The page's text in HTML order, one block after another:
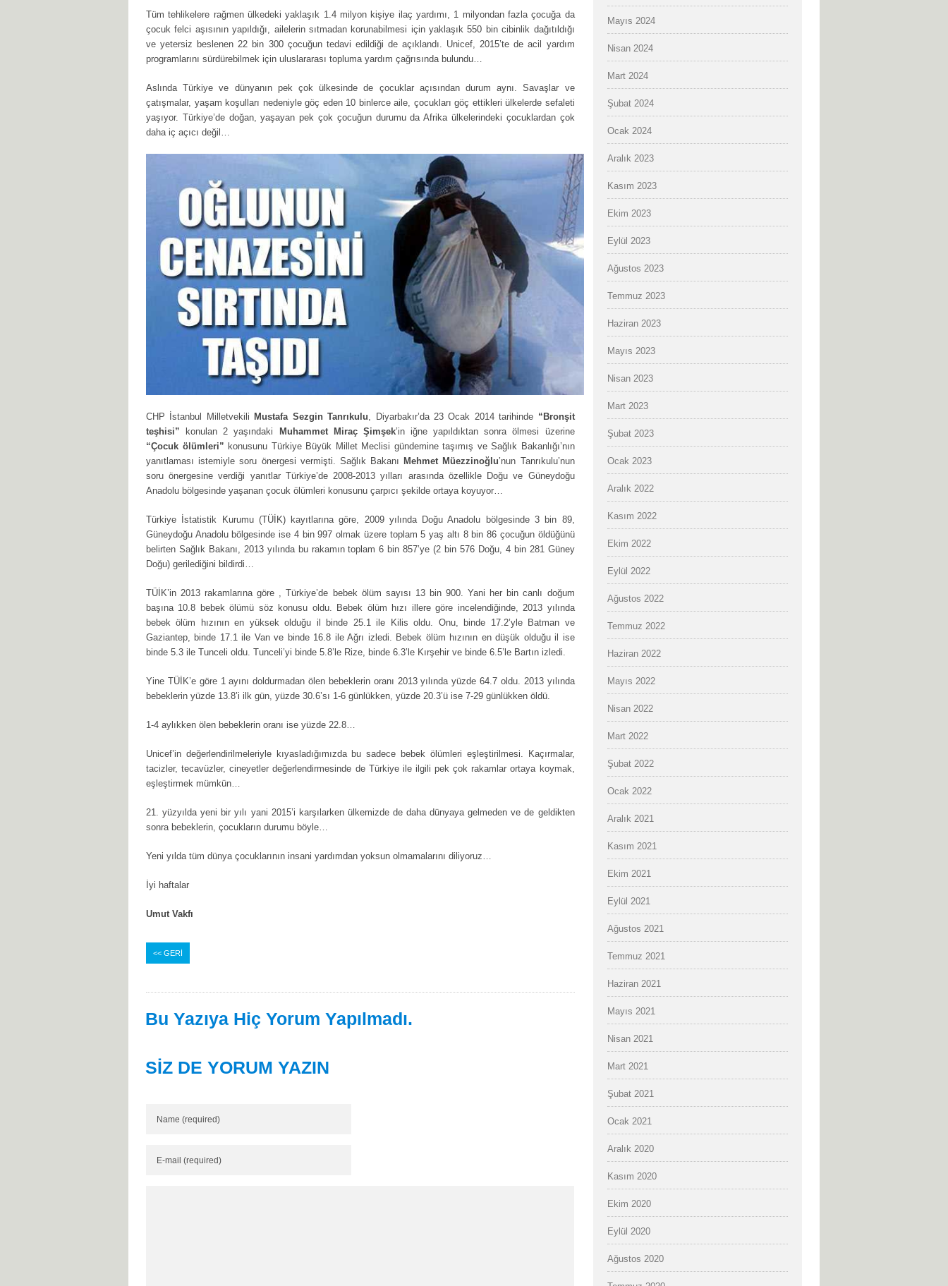
Tüm tehlikelere rağmen ülkedeki yaklaşık 1.4 milyon kişiye ilaç yardımı, 1 milyondan fazla çocuğa da
çocuk felci aşısının yapıldığı, ailelerin sıtmadan korunabilmesi için yaklaşık 550 bin cibinlik dağıtıldığı
ve yetersiz beslenen 22 bin 300 çocuğun tedavi edildiği de açıklandı. Unicef, 2015’te de acil yardım
programlarını sürdürebilmek için uluslararası topluma yardım çağrısında bulundu…
Aslında Türkiye ve dünyanın pek çok ülkesinde de çocuklar açısından durum aynı. Savaşlar ve
çatışmalar, yaşam koşulları nedeniyle göç eden 10 binlerce aile, çocukları göç ettikleri ülkelerde sefaleti
yaşıyor. Türkiye’de doğan, yaşayan pek çok çocuğun durumu da Afrika ülkelerindeki çocuklardan çok
daha iç açıcı değil…
CHP İstanbul Milletvekili Mustafa Sezgin Tanrıkulu, Diyarbakır’da 23 Ocak 2014 tarihinde “Bronşit
teşhisi” konulan 2 yaşındaki Muhammet Miraç Şimşek’in iğne yapıldıktan sonra ölmesi üzerine
“Çocuk ölümleri” konusunu Türkiye Büyük Millet Meclisi gündemine taşımış ve Sağlık Bakanlığı’nın
yanıtlaması istemiyle soru önergesi vermişti. Sağlık Bakanı Mehmet Müezzinoğlu’nun Tanrıkulu’nun
soru önergesine verdiği yanıtlar Türkiye’de 2008-2013 yılları arasında özellikle Doğu ve Güneydoğu
Anadolu bölgesinde yaşanan çocuk ölümleri konusunu çarpıcı şekilde ortaya koyuyor…
Türkiye İstatistik Kurumu (TÜİK) kayıtlarına göre, 2009 yılında Doğu Anadolu bölgesinde 3 bin 89,
Güneydoğu Anadolu bölgesinde ise 4 bin 997 olmak üzere toplam 5 yaş altı 8 bin 86 çocuğun öldüğünü
belirten Sağlık Bakanı, 2013 yılında bu rakamın toplam 6 bin 857’ye (2 bin 576 Doğu, 4 bin 281 Güney
Doğu) gerilediğini bildirdi…
TÜİK’in 2013 rakamlarına göre , Türkiye’de bebek ölüm sayısı 13 bin 900. Yani her bin canlı doğum
başına 10.8 bebek ölümü söz konusu oldu. Bebek ölüm hızı illere göre incelendiğinde, 2013 yılında
bebek ölüm hızının en yüksek olduğu il binde 25.1 ile Kilis oldu. Onu, binde 17.2’yle Batman ve
Gaziantep, binde 17.1 ile Van ve binde 16.8 ile Ağrı izledi. Bebek ölüm hızının en düşük olduğu il ise
binde 5.3 ile Tunceli oldu. Tunceli’yi binde 5.8’le Rize, binde 6.3’le Kırşehir ve binde 6.5’le Bartın izledi.
Yine TÜİK’e göre 1 ayını doldurmadan ölen bebeklerin oranı 2013 yılında yüzde 64.7 oldu. 2013 yılında
bebeklerin yüzde 13.8’i ilk gün, yüzde 30.6’sı 1-6 günlükken, yüzde 20.3’ü ise 7-29 günlükken öldü.
1-4 aylıkken ölen bebeklerin oranı ise yüzde 22.8…
Unicef’in değerlendirilmeleriyle kıyasladığımızda bu sadece bebek ölümleri eşleştirilmesi. Kaçırmalar,
tacizler, tecavüzler, cineyetler değerlendirmesinde de Türkiye ile ilgili pek çok rakamlar ortaya koymak,
eşleştirmek mümkün…
21. yüzyılda yeni bir yılı yani 2015’i karşılarken ülkemizde de daha dünyaya gelmeden ve de geldikten
sonra bebeklerin, çocukların durumu böyle…
Yeni yılda tüm dünya çocuklarının insani yardımdan yoksun olmamalarını diliyoruz…
İyi haftalar
Umut Vakfı
<< GERİ
Bu Yazıya Hiç Yorum Yapılmadı.
SİZ DE YORUM YAZIN
Mayıs 2024
Nisan 2024
Mart 2024
Şubat 2024
Ocak 2024
Aralık 2023
Kasım 2023
Ekim 2023
Eylül 2023
Ağustos 2023
Temmuz 2023
Haziran 2023
Mayıs 2023
Nisan 2023
Mart 2023
Şubat 2023
Ocak 2023
Aralık 2022
Kasım 2022
Ekim 2022
Eylül 2022
Ağustos 2022
Temmuz 2022
Haziran 2022
Mayıs 2022
Nisan 2022
Mart 2022
Şubat 2022
Ocak 2022
Aralık 2021
Kasım 2021
Ekim 2021
Eylül 2021
Ağustos 2021
Temmuz 2021
Haziran 2021
Mayıs 2021
Nisan 2021
Mart 2021
Şubat 2021
Ocak 2021
Aralık 2020
Kasım 2020
Ekim 2020
Eylül 2020
Ağustos 2020